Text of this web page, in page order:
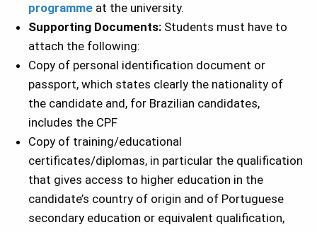
programme at the university.
Supporting Documents: Students must have to
attach the following:
Copy of personal identification document or
passport, which states clearly the nationality of
the candidate and, for Brazilian candidates,
includes the CPF
Copy of training/educational
certificates/diplomas, in particular the qualification
that gives access to higher education in the
candidate’s country of origin and of Portuguese
secondary education or equivalent qualification,